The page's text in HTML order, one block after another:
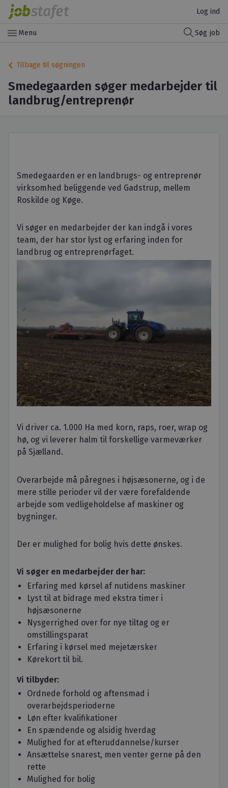
Log ind
menu Menu Søg job
keyboard_arrow_left Tilbage til søgningen
Smedegaarden søger medarbejder til
landbrug/entreprenør
Smedegaarden er en landbrugs- og entreprenør
virksomhed beliggende ved Gadstrup, mellem
Roskilde og Køge.
Vi søger en medarbejder der kan indgå i vores
team, der har stor lyst og erfaring inden for
landbrug og entreprenørfaget.
Vi driver ca. 1.000 Ha med korn, raps, roer, wrap og
hø, og vi leverer halm til forskellige varmeværker
på Sjælland.
Overarbejde må påregnes i højsæsonerne, og i de
mere stille perioder vil der være forefaldende
arbejde som vedligeholdelse af maskiner og
bygninger.
Der er mulighed for bolig hvis dette ønskes.
Vi søger en medarbejder der har:
Erfaring med kørsel af nutidens maskiner
Lyst til at bidrage med ekstra timer i
højsæsonerne
Nysgerrighed over for nye tiltag og er
omstillingsparat
Erfaring i kørsel med mejetærsker
Kørekort til bil.
Vi tilbyder:
Ordnede forhold og aftensmad i
overarbejdsperioderne
Løn efter kvalifikationer
En spændende og alsidig hverdag
Mulighed for at efteruddannelse/kurser
Ansættelse snarest, men venter gerne på den
rette
Mulighed for bolig